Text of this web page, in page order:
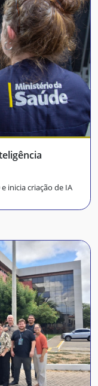
inicia criação de IA